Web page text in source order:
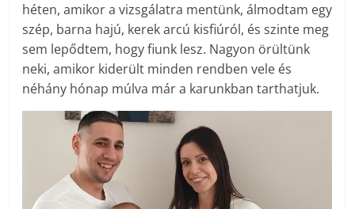
héten, amikor a vizsgálatra mentünk, álmodtam egy
szép, barna hajú, kerek arcú kisfiúról, és szinte meg
sem lepődtem, hogy fiunk lesz. Nagyon örültünk
neki, amikor kiderült minden rendben vele és
néhány hónap múlva már a karunkban tarthatjuk.